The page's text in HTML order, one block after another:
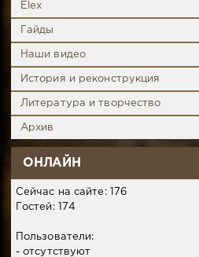
Elex
Гайды
Наши видео
История и реконструкция
Литература и творчество
Архив
ОНЛАЙН
Сейчас на сайте: 176
Гостей: 174
Пользователи:
- отсутствуют